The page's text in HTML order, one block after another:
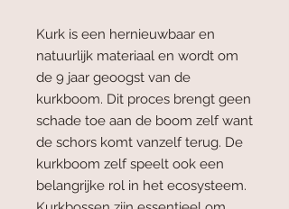
Kurk is een hernieuwbaar en
natuurlijk materiaal en wordt om
de 9 jaar geoogst van de
kurkboom. Dit proces brengt geen
schade toe aan de boom zelf want
de schors komt vanzelf terug. De
kurkboom zelf speelt ook een
belangrijke rol in het ecosysteem.